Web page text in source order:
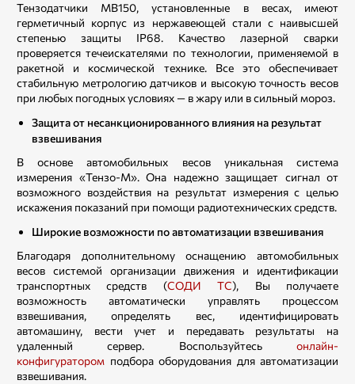
Тензодатчики МВ150, установленные в весах, имеют
герметичный корпус из нержавеющей стали с наивысшей
степенью защиты IP68. Качество лазерной сварки
проверяется течеискателями по технологии, применяемой в
ракетной и космической технике. Все это обеспечивает
стабильную метрологию датчиков и высокую точность весов
при любых погодных условиях — в жару или в сильный мороз.
Защита от несанкционированного влияния на результат
взвешивания
В основе автомобильных весов уникальная система
измерения «Тензо-М». Она надежно защищает сигнал от
возможного воздействия на результат измерения с целью
искажения показаний при помощи радиотехнических средств.
Широкие возможности по автоматизации взвешивания
Благодаря дополнительному оснащению автомобильных
весов системой организации движения и идентификации
транспортных средств (СОДИ ТС), Вы получаете
возможность автоматически управлять процессом
взвешивания, определять вес, идентифицировать
автомашину, вести учет и передавать результаты на
удаленный сервер. Воспользуйтесь онлайн-
конфигуратором подбора оборудования для автоматизации
взвешивания.